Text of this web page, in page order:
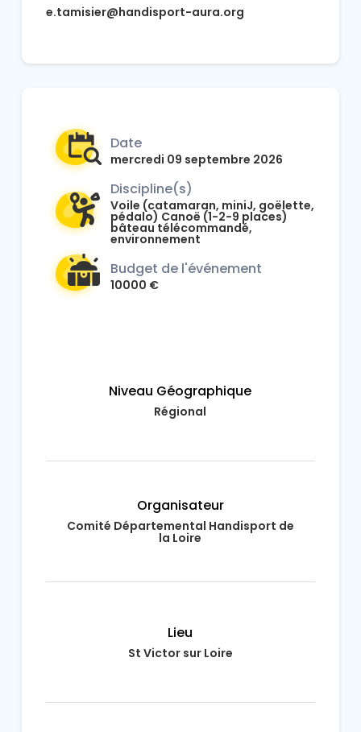
e.tamisier@handisport-aura.org
Date
mercredi 09 septembre 2026
Discipline(s)
Voile (catamaran, miniJ, goëlette,
pédalo) Canoë (1-2-9 places)
bâteau télécommandé,
environnement
Budget de l'événement
10000 €
Niveau Géographique
Régional
Organisateur
Comité Départemental Handisport de
la Loire
Lieu
St Victor sur Loire